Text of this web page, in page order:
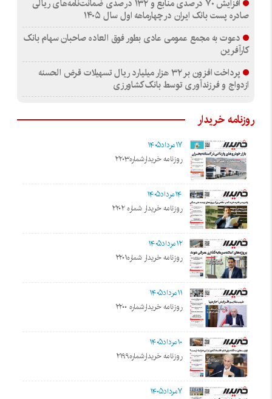
افزایش ۷۰ درصدی منابع و ۱۳۲ درصدی ضمانت‌نامه‌های ریالی
صادره پست بانک ایران در چهارماهه اول سال ۱۴۰۵
دعوت به مجمع عمومی عادی بطور فوق العاده صاحبان سهام بانک
کارآفرین
پرداخت افزون بر ۳۲ هزار میلیارد ریال تسهیلات قرض الحسنه
ازدواج و فرزندآوری توسط بانک کشاورزی
روزنامه خریدار
۱۷مرداد۱۴۰۵
روزنامه خریدارشماره۲۲۰۳
۱۴مرداد۱۴۰۵
روزنامه خریدار شماره ۲۲۰۲
۱۲مرداد۱۴۰۵
روزنامه خریدار شماره۲۲۰۱
۱۱مرداد۱۴۰۵
روزنامه خریدارشماره ۲۲۰۰
۱۰مرداد۱۴۰۵
روزنامه خریدارشماره۲۱۹۹
۷مرداد۱۴۰۵